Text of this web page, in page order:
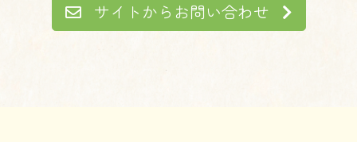
サイトからお問い合わせ